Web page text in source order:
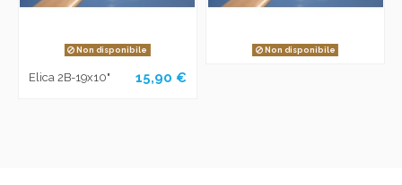
Non disponibile
Elica 2B-19x10" 15,90 €
Non disponibile